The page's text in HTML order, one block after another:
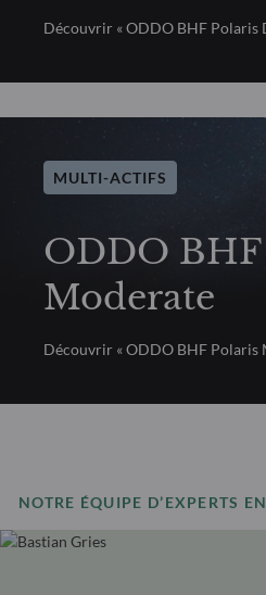
Découvrir « ODDO BHF Polaris
MULTI-ACTIFS
ODDO
Moderate
Découvrir « ODDO BHF Polaris
NOTRE ÉQUIPE D’EXPERTS